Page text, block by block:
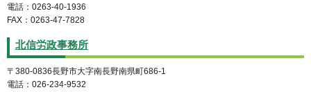
電話：0263-40-1936
FAX：0263-47-7828
北信労政事務所
〒380-0836長野市大字南長野南県町686-1
電話：026-234-9532